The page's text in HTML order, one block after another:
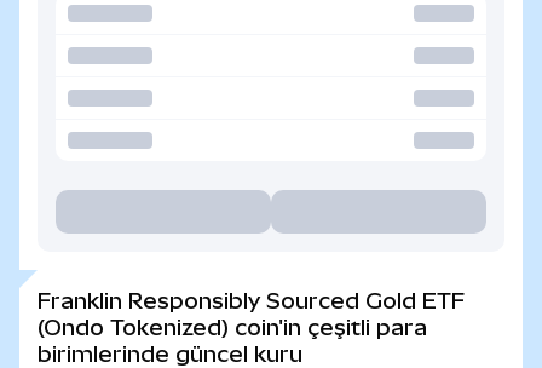
Franklin Responsibly Sourced Gold ETF
(Ondo Tokenized) coin'in çeşitli para
birimlerinde güncel kuru